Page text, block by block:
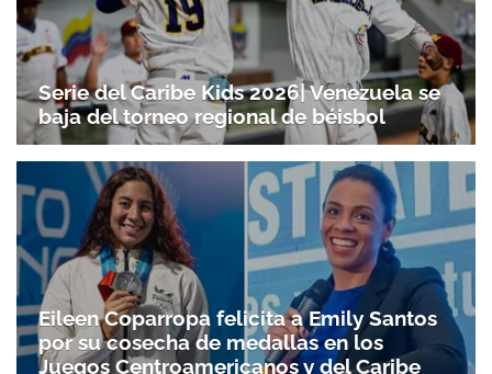
Serie del Caribe Kids 2026| Venezuela se
baja del torneo regional de béisbol
Eileen Coparropa felicita a Emily Santos
por su cosecha de medallas en los
Juegos Centroamericanos y del Caribe